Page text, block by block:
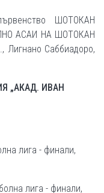
ШОТОКАН
АСАИ HA ШОТОКАН
Саббиадоро,
„АКАД. ИВАН
лига - финали,
лига - финали,